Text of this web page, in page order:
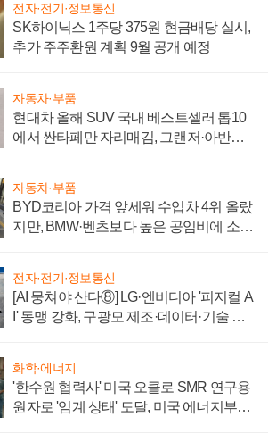
전자·전기·정보통신
SK하이닉스 1주당 375원 현금배당 실시,
추가 주주환원 계획 9월 공개 예정
자동차·부품
현대차 올해 SUV 국내 베스트셀러 톱10
에서 싼타페만 자리매김, 그랜저·아반떼
자동차·부품
BYD코리아 가격 앞세워 수입차 4위 올랐
지만, BMW·벤츠보다 높은 공임비에 소비
전자·전기·정보통신
[AI 뭉쳐야 산다⑧] LG·엔비디아 '피지컬 A
I' 동맹 강화, 구광모 제조·데이터·기술 결
화학·에너지
'한수원 협력사' 미국 오클로 SMR 연구용
원자로 '임계 상태' 도달, 미국 에너지부